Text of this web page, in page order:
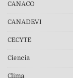
CANACO
CANADEVI
CECYTE
Ciencia
Clima